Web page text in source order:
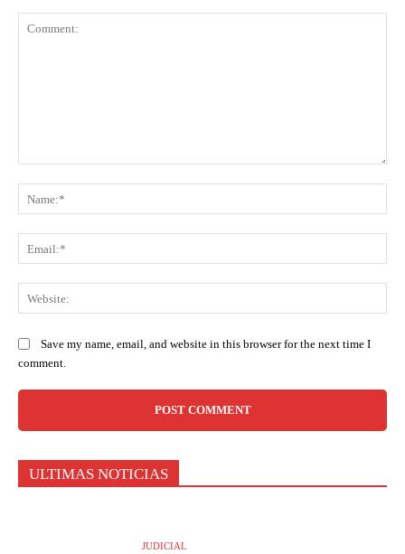
Save my name, email, and website in this browser for the next time I
comment.
ULTIMAS NOTICIAS
JUDICIAL